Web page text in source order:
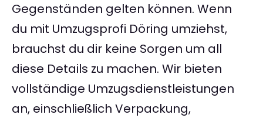
Gegenständen gelten können. Wenn
du mit Umzugsprofi Döring umziehst,
brauchst du dir keine Sorgen um all
diese Details zu machen. Wir bieten
vollständige Umzugsdienstleistungen
an, einschließlich Verpackung,